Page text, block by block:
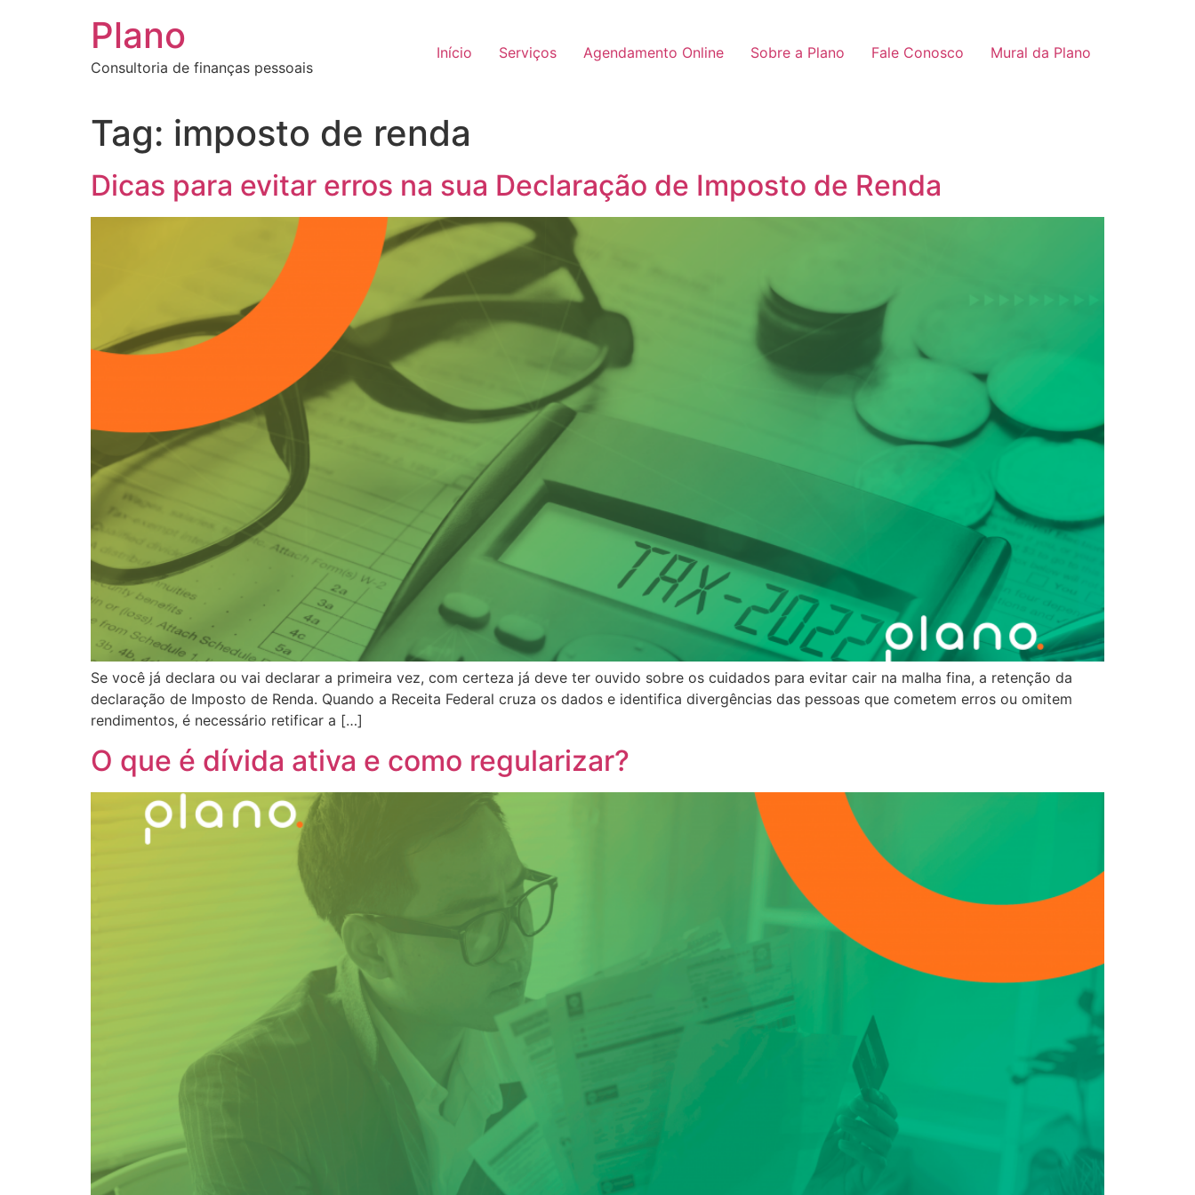
Plano
Consultoria de finanças pessoais
Início Serviços Agendamento Online Sobre a Plano Fale Conosco Mural da Plano
Tag: imposto de renda
Dicas para evitar erros na sua Declaração de Imposto de Renda
Se você já declara ou vai declarar a primeira vez, com certeza já deve ter ouvido sobre os cuidados para evitar cair na malha fina, a retenção da
declaração de Imposto de Renda. Quando a Receita Federal cruza os dados e identifica divergências das pessoas que cometem erros ou omitem
rendimentos, é necessário retificar a […]
O que é dívida ativa e como regularizar?